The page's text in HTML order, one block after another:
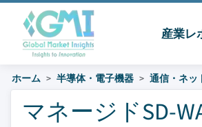
産業レ
ホーム 半導体・電子機器 通信・ネッ
マネージドSD-